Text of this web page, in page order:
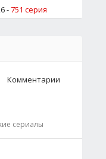
-751 серия
Комментарии
сериалы